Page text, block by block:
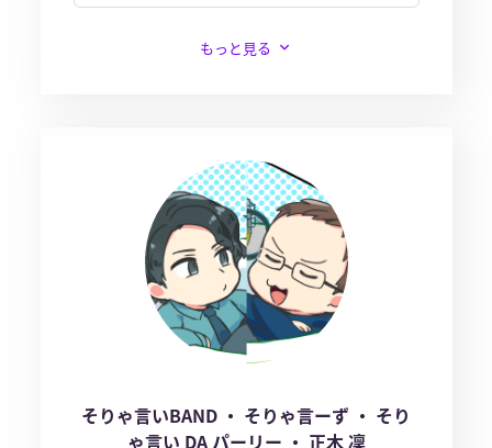
もっと見る
そりゃ言いBAND ・ そりゃ言ーず ・ そり
ゃ言い DA パーリー ・ 正木 凜